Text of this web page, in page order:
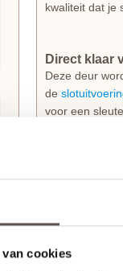
van cookies
kwaliteit dat je
Direct klaar
Deze deur
de
voor een
(optie
scharnieren.
Bij de Svedex